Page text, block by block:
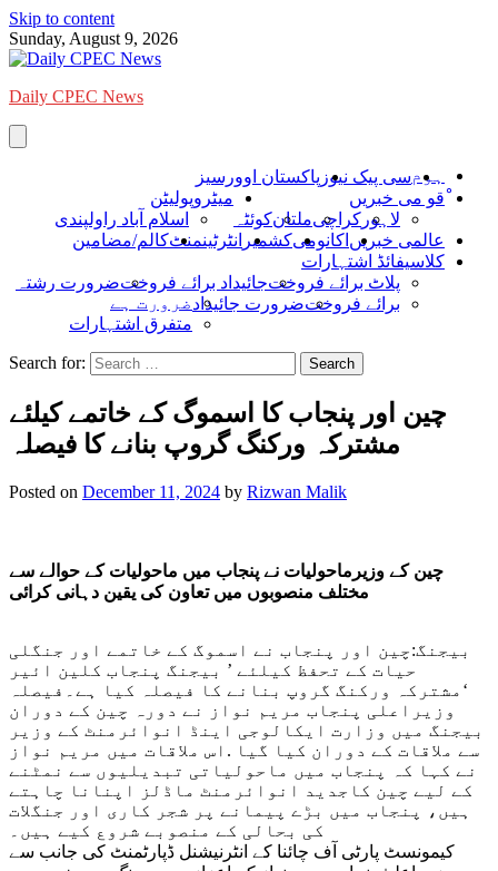
Skip to content
Sunday, August 9, 2026
Daily CPEC News
ہومسی پیک نیوز پاکستان اوورسیز
ْقو می خبریں
لاہور کراچیملتانکوئٹہ
میٹروپولیٹن
اسلام آباد راولپندی
عالمی خبریں اکانومیکشمیر انٹرٹینمنٹکالم/مضامین
کلاسیفائڈ اشتہارات
پلاٹ برائے فروختجائیداد برائے فروختضرورت رشتہ
برائے فروختضرورت جائیدادضرورت ہے
متفرق اشتہارات
Search for:
چین اور پنجاب کا اسموگ کے خاتمے کیلئے
مشترکہ ورکنگ گروپ بنانے کا فیصلہ
Posted on December 11, 2024 by Rizwan Malik
چین کے وزیرماحولیات نے پنجاب میں ماحولیات کے حوالے سے
مختلف منصوبوں میں تعاون کی یقین دہانی کرائی
بیجنگ:چین اور پنجاب نے اسموگ کے خاتمے اور جنگلی
حیات کے تحفظ کیلئے ’ بیجنگ پنجاب کلین ائیر
‘مشترکہ ورکنگ گروپ بنانے کا فیصلہ کیا ہے۔فیصلہ
وزیراعلی پنجاب مریم نواز نے دورہ چین کے دوران
بیجنگ میں وزارت ایکالوجی اینڈ انوائرمنٹ کے وزیر
سے ملاقات کے دوران کیا گیا .اس ملاقات میں مریم نواز
نے کہا کہ پنجاب میں ماحولیاتی تبدیلیوں سے نمٹنے
کے لیے چین کاجدید انوائرمنٹ ماڈلز اپنانا چاہتے
ہیں، پنجاب میں بڑے پیمانے پر شجر کاری اور جنگلات
کی بحالی کے منصوبے شروع کیے ہیں۔
کیمونسٹ پارٹی آف چائنا کے انٹرنیشنل ڈپارٹمنٹ کی جانب سے